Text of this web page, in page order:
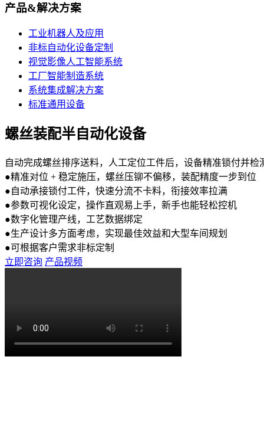
产品&解决方案
工业机器人及应用
非标自动化设备定制
视觉影像人工智能系统
工厂智能制造系统
系统集成解决方案
标准通用设备
螺丝装配半自动化设备
自动完成螺丝排序送料，人工定位工件后，设备精准锁付并
●精准对位 + 稳定施压，螺丝压铆不偏移，装配精度一步到位
●自动承接锁付工件，快速分流不卡料，衔接效率拉满
●参数可视化设定，操作直观易上手，新手也能轻松控机
●数字化管理产线，工艺数据绑定
●生产设计多方面考虑，实现最佳效益和大型车间规划
●可根据客户需求非标定制
立即咨询 产品视频